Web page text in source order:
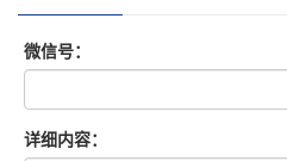
微信号：
详细内容：